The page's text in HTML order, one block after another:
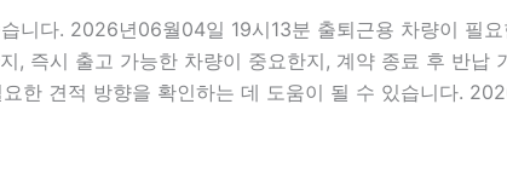
다. 2026년06월04일 19시13분 출퇴근용 차량이 필
즉시 출고 가능한 차량이 중요한지, 계약 종료 후 반납
한 견적 방향을 확인하는 데 도움이 될 수 있습니다.